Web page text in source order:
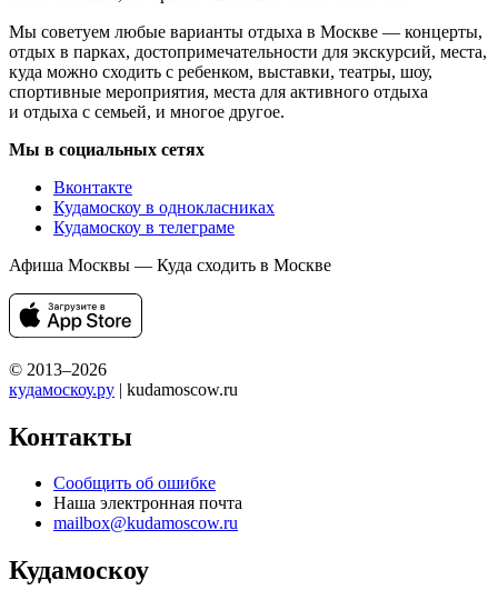
Мы советуем любые варианты отдыха в Москве — концерты,
отдых в парках, достопримечательности для экскурсий, места,
куда можно сходить с ребенком, выставки, театры, шоу,
спортивные мероприятия, места для активного отдыха
и отдыха с семьей, и многое другое.
Мы в социальных сетях
Вконтакте
Кудамоскоу в однокласниках
Кудамоскоу в телеграме
Афиша Москвы — Куда сходить в Москве
© 2013–2026
кудамоскоу.ру | kudamoscow.ru
Контакты
Сообщить об ошибке
Наша электронная почта
mailbox@kudamoscow.ru
Кудамоскоу